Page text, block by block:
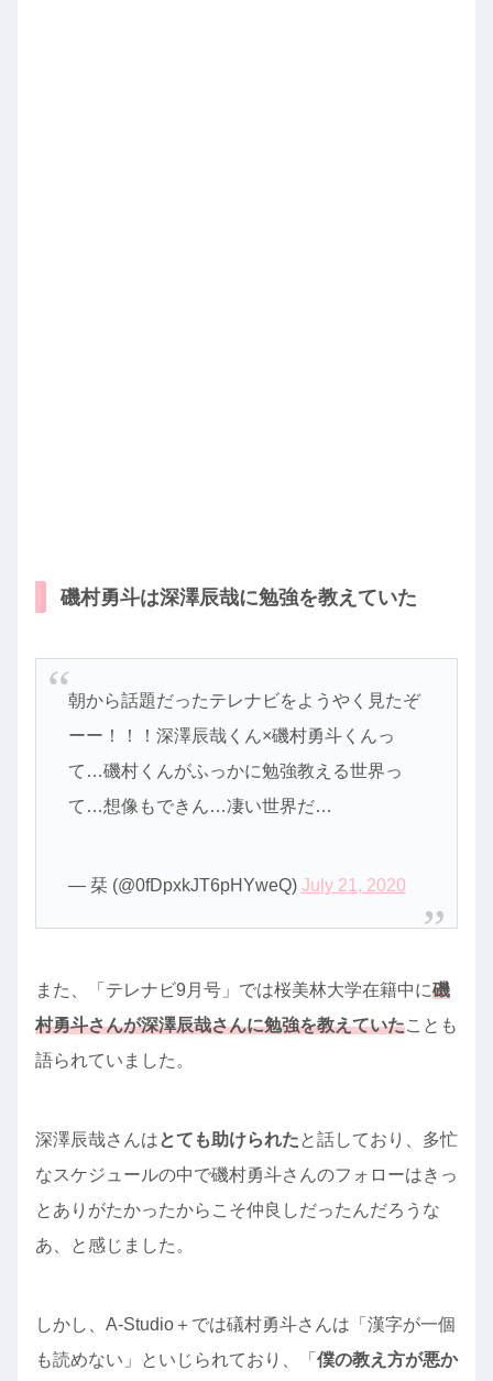
磯村勇斗は深澤辰哉に勉強を教えていた
朝から話題だったテレナビをようやく見たぞ
ーー！！！深澤辰哉くん×磯村勇斗くんっ
て…磯村くんがふっかに勉強教える世界っ
て…想像もできん…凄い世界だ…
— 栞 (@0fDpxkJT6pHYweQ) July 21, 2020
また、「テレナビ9月号」では桜美林大学在籍中に磯
村勇斗さんが深澤辰哉さんに勉強を教えていたことも
語られていました。
深澤辰哉さんはとても助けられたと話しており、多忙
なスケジュールの中で磯村勇斗さんのフォローはきっ
とありがたかったからこそ仲良しだったんだろうな
あ、と感じました。
しかし、A-Studio＋では礒村勇斗さんは「漢字が一個
も読めない」といじられており、「 僕の教え方が悪か